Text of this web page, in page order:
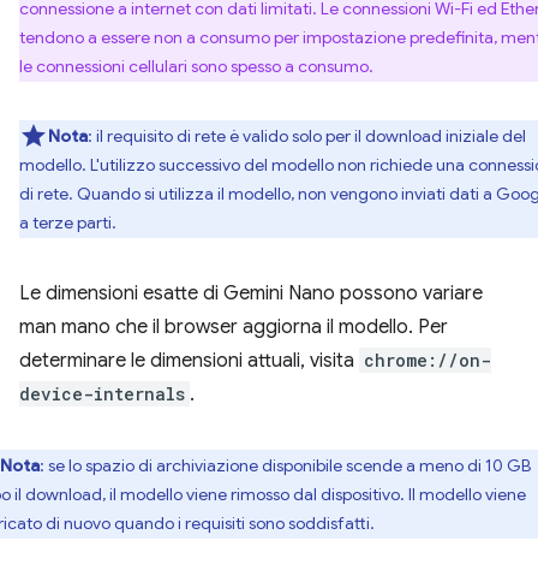
connessione a internet con dati limitati. Le connessioni Wi-Fi ed
tendono a essere non a consumo per impostazione predefinita,
le connessioni cellulari sono spesso a consumo.
Nota: il requisito di rete è valido solo per il download iniziale del
modello. L'utilizzo successivo del modello non richiede una
di rete. Quando si utilizza il modello, non vengono inviati dati a
a terze parti.
Le dimensioni esatte di Gemini Nano possono variare
man mano che il browser aggiorna il modello. Per
determinare le dimensioni attuali, visita chrome://on-
device-internals .
Nota: se lo spazio di archiviazione disponibile scende a meno di 10 GB
il download, il modello viene rimosso dal dispositivo. Il modello viene
di nuovo quando i requisiti sono soddisfatti.